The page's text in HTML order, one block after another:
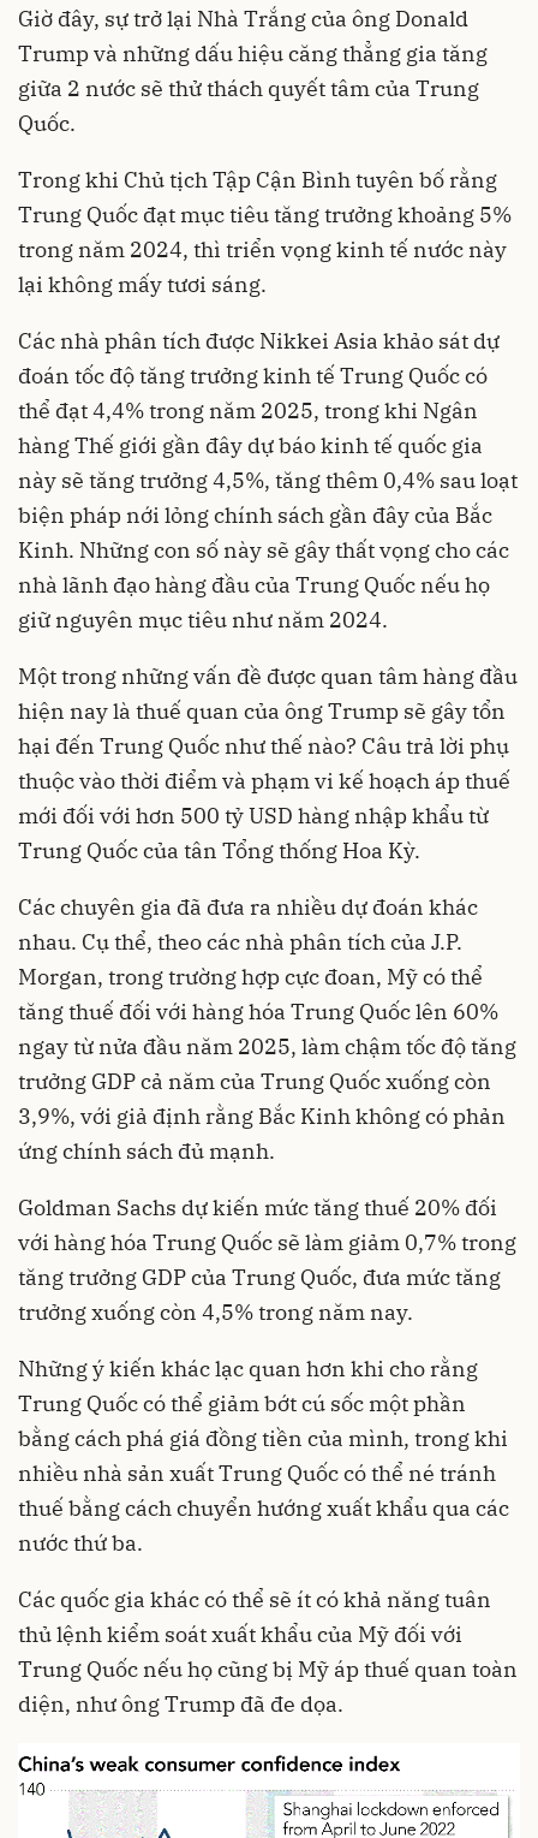
Giờ đây, sự trở lại Nhà Trắng của ông Donald
Trump và những dấu hiệu căng thẳng gia tăng
giữa 2 nước sẽ thử thách quyết tâm của Trung
Quốc.
Trong khi Chủ tịch Tập Cận Bình tuyên bố rằng
Trung Quốc đạt mục tiêu tăng trưởng khoảng 5%
trong năm 2024, thì triển vọng kinh tế nước này
lại không mấy tươi sáng.
Các nhà phân tích được Nikkei Asia khảo sát dự
đoán tốc độ tăng trưởng kinh tế Trung Quốc có
thể đạt 4,4% trong năm 2025, trong khi Ngân
hàng Thế giới gần đây dự báo kinh tế quốc gia
này sẽ tăng trưởng 4,5%, tăng thêm 0,4% sau loạt
biện pháp nới lỏng chính sách gần đây của Bắc
Kinh. Những con số này sẽ gây thất vọng cho các
nhà lãnh đạo hàng đầu của Trung Quốc nếu họ
giữ nguyên mục tiêu như năm 2024.
Một trong những vấn đề được quan tâm hàng đầu
hiện nay là thuế quan của ông Trump sẽ gây tổn
hại đến Trung Quốc như thế nào? Câu trả lời phụ
thuộc vào thời điểm và phạm vi kế hoạch áp thuế
mới đối với hơn 500 tỷ USD hàng nhập khẩu từ
Trung Quốc của tân Tổng thống Hoa Kỳ.
Các chuyên gia đã đưa ra nhiều dự đoán khác
nhau. Cụ thể, theo các nhà phân tích của J.P.
Morgan, trong trường hợp cực đoan, Mỹ có thể
tăng thuế đối với hàng hóa Trung Quốc lên 60%
ngay từ nửa đầu năm 2025, làm chậm tốc độ tăng
trưởng GDP cả năm của Trung Quốc xuống còn
3,9%, với giả định rằng Bắc Kinh không có phản
ứng chính sách đủ mạnh.
Goldman Sachs dự kiến ​​mức tăng thuế 20% đối
với hàng hóa Trung Quốc sẽ làm giảm 0,7% trong
tăng trưởng GDP của Trung Quốc, đưa mức tăng
trưởng xuống còn 4,5% trong năm nay.
Những ý kiến khác lạc quan hơn khi cho rằng
Trung Quốc có thể giảm bớt cú sốc một phần
bằng cách phá giá đồng tiền của mình, trong khi
nhiều nhà sản xuất Trung Quốc có thể né tránh
thuế bằng cách chuyển hướng xuất khẩu qua các
nước thứ ba.
Các quốc gia khác có thể sẽ ít có khả năng tuân
thủ lệnh kiểm soát xuất khẩu của Mỹ đối với
Trung Quốc nếu họ cũng bị Mỹ áp thuế quan toàn
diện, như ông Trump đã đe dọa.